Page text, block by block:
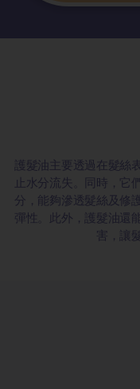
護髮油主要透過在髮絲
止水分流失。同時，它
分，能夠滲透髮絲及修
彈性。此外，護髮油還
害，讓